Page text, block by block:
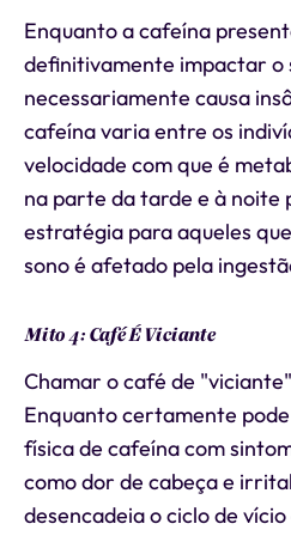
Enquanto a cafeína
definitivamente impactar o
necessariamente causa
cafeína varia entre os
velocidade com que é
na parte da tarde e à noite
estratégia para aqueles
sono é afetado pela
Mito 4: Café É Viciante
Chamar o café de
Enquanto certamente
física de cafeína com
como dor de cabeça e
desencadeia o ciclo de